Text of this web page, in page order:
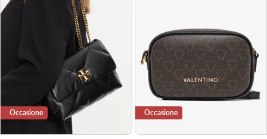
Occasione Occasione